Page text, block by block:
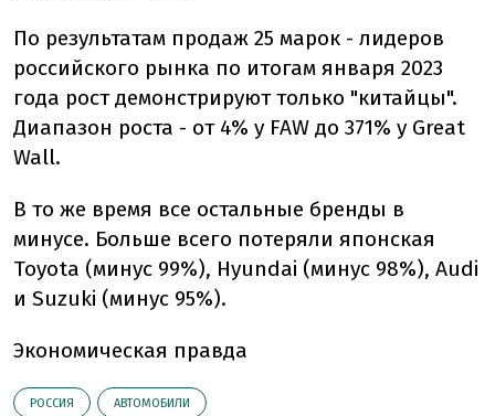
По результатам продаж 25 марок - лидеров
российского рынка по итогам января 2023
года рост демонстрируют только "китайцы".
Диапазон роста - от 4% у FAW до 371% у Great
Wall.
В то же время все остальные бренды в
минусе. Больше всего потеряли японская
Toyota (минус 99%), Hyundai (минус 98%), Audi
и Suzuki (минус 95%).
Экономическая правда
РОССИЯ АВТОМОБИЛИ